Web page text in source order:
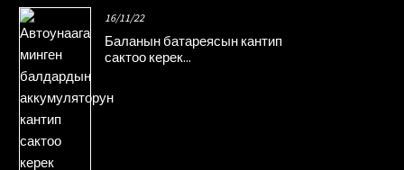
16/11/22
Баланын батареясын кантип
сактоо керек...